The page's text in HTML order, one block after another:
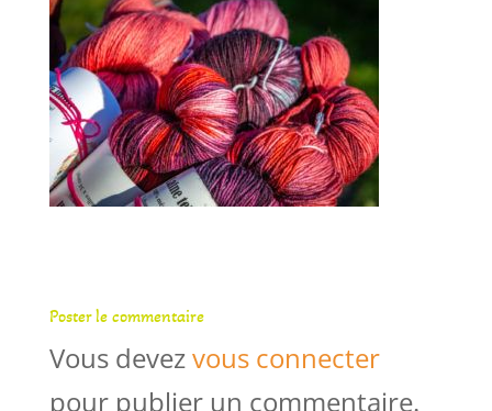
Poster le commentaire
Vous devezvous connecter
pour publier un commentaire.